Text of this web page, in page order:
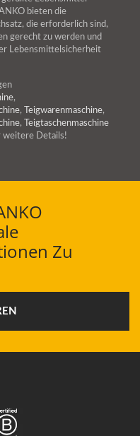
bieten die
die erforderlich sind,
gerecht zu werden und
Lebensmittelsicherheit
,
, Teigwarenmaschine,
,
Teigtaschenmaschine
weitere Details!
Zu